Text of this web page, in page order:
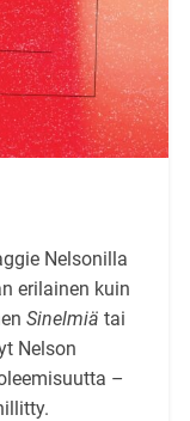
Nelsonilla
erilainen kuin
Sinelmiä tai
Nelson
–